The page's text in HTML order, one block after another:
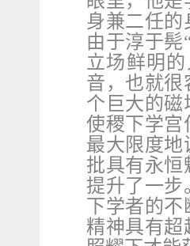
身兼二任
由于淳于
立场鲜明
音，也就很
个巨大的磁
使稷下学宫
最大限度地
批具有永恒
提升了一步
下学者的不
精神具有超